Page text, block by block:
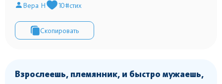
Вера Н 10#стих
Скопировать
Взрослеешь, племянник, и быстро мужаешь,